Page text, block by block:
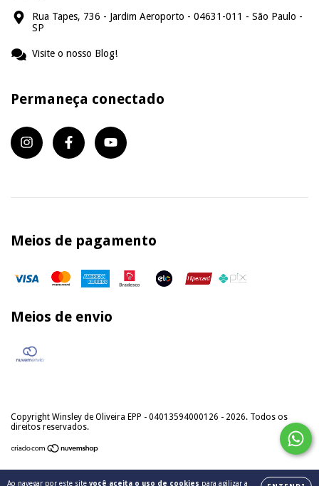
Ao navegar por este site você aceita o uso de cookies para agilizar a
Rua Tapes, 736 - Jardim Aeroporto - 04631-011 - São Paulo -
SP
Visite o nosso Blog!
Permaneça conectado
Meios de pagamento
Meios de envio
Copyright Winsley de Oliveira EPP - 04013594000126 - 2026. Todos os
direitos reservados.